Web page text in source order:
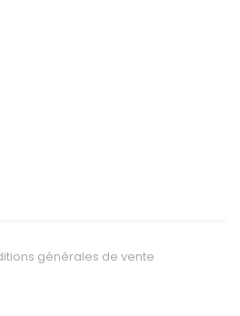
générales de vente